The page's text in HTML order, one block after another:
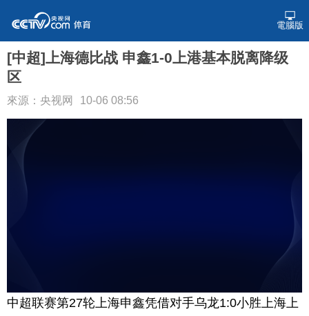
電腦版
[中超]上海德比战 申鑫1-0上港基本脱离降级
区
來源：央视网 10-06 08:56
中超联赛第27轮上海申鑫凭借对手乌龙1:0小胜上海上